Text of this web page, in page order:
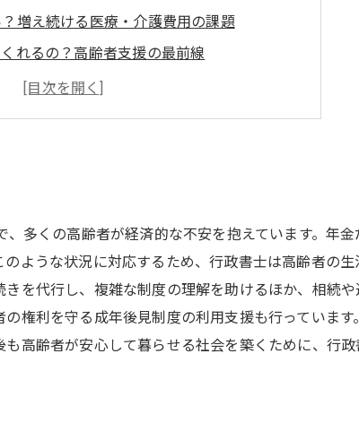
増え続ける医療・介護費用の課題
れるの？高齢者支援の最前線
るには？行政書士がサポートするポイント
行政書士と共に築く未来の生活設計
士が伝えたいこれからの高齢者支援策
多くの高齢者が経済的な不安を抱えています。年
ような状況に対応するため、行政書士は高齢者の
を代行し、複雑な制度の理解を助けるほか、相続
権利を守る成年後見制度の利用支援も行っていま
高齢者が安心して暮らせる社会を築くために、行